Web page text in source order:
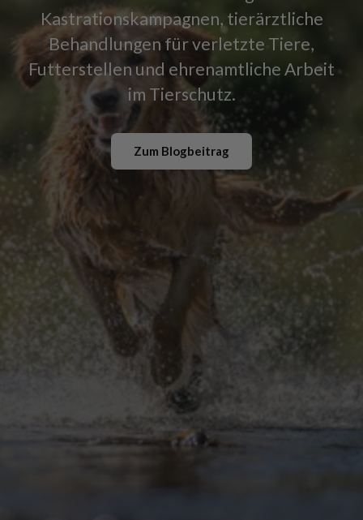
Kastrationskampagnen, tierärztliche
Behandlungen für verletzte Tiere,
Futterstellen und ehrenamtliche Arbeit
im Tierschutz.
Zum Blogbeitrag